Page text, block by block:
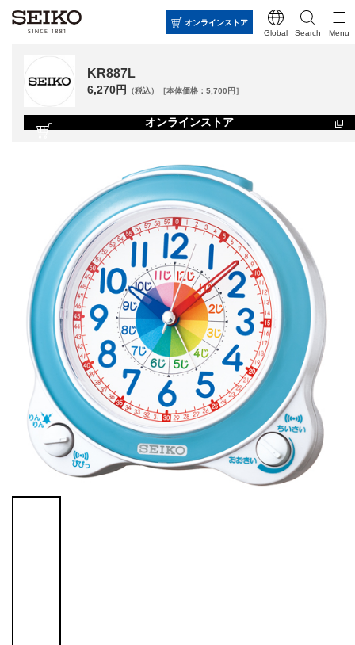
オンラインストア
Global
Search Menu
KR887L
6,270円 （税込）［本体価格：5,700円］
オンラインストア